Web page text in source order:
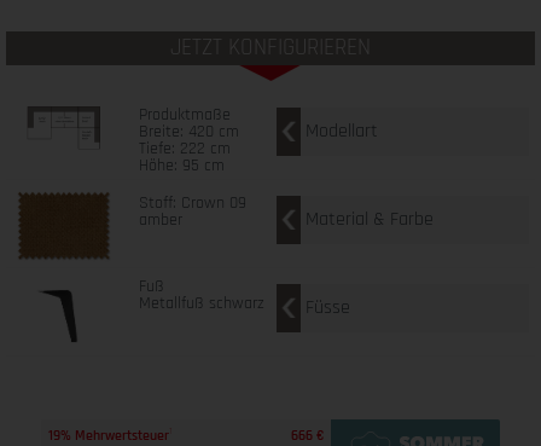
JETZT KONFIGURIEREN
Produktmaße
Breite: 420 cm
Tiefe: 222 cm
Höhe: 95 cm
Modellart
Stoff: Crown 09
amber Material & Farbe
Fuß
Metallfuß schwarz Füsse
19% Mehrwertsteuer
666 €